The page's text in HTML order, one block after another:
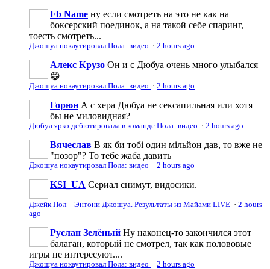
Fb Name ну если смотреть на это не как на
боксерский поединок, а на такой себе спаринг,
тоесть смотреть...
Джошуа нокаутировал Пола: видео · 2 hours ago
Алекс Крузо Он и с Дюбуа очень много улыбался
😁
Джошуа нокаутировал Пола: видео · 2 hours ago
Горюн А с хера Дюбуа не сексапильная или хотя
бы не миловидная?
Дюбуа ярко дебютировала в команде Пола: видео · 2 hours ago
Вячеслав В як би тобі один мільйон дав, то вже не
"позор"? То тебе жаба давить
Джошуа нокаутировал Пола: видео · 2 hours ago
KSI_UA Сериал снимут, видосики.
Джейк Пол – Энтони Джошуа. Результаты из Майами LIVE · 2 hours
ago
Руслан Зелёный Ну наконец-то закончился этот
балаган, который не смотрел, так как полововые
игры не интересуют....
Джошуа нокаутировал Пола: видео · 2 hours ago